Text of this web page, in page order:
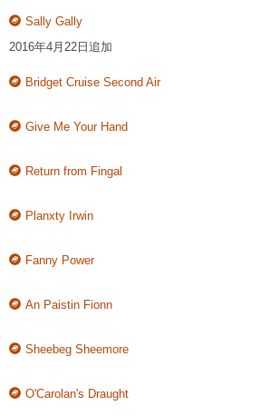
Sally Gally
2016年4月22日追加
Bridget Cruise Second Air
Give Me Your Hand
Return from Fingal
Planxty Irwin
Fanny Power
An Paistin Fionn
Sheebeg Sheemore
O'Carolan's Draught